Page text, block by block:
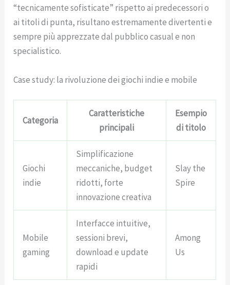
“tecnicamente sofisticate” rispetto ai predecessori o
ai titoli di punta, risultano estremamente divertenti e
sempre più apprezzate dal pubblico casual e non
specialistico.
Case study: la rivoluzione dei giochi indie e mobile
Categoria
Caratteristiche
principali
Esempio
di titolo
Giochi
indie
Simplificazione
meccaniche, budget
ridotti, forte
innovazione creativa
Slay the
Spire
Mobile
gaming
Interfacce intuitive,
sessioni brevi,
download e update
rapidi
Among
Us